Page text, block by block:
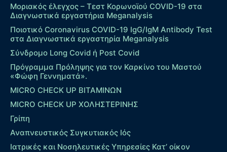
Μοριακός έλεγχος – Τεστ Κορωνοϊού COVID-19 στα
Διαγνωστικά εργαστήρια Meganalysis
Ποιοτικό Coronavirus COVID-19 IgG/IgM Antibody Test
στα Διαγνωστικά εργαστηρία Meganalysis
Σύνδρομο Long Covid ή Post Covid
Πρόγραμμα Πρόληψης για τον Καρκίνο του Μαστού
«Φώφη Γεννηματά».
MICRO CHECK UP ΒΙΤΑΜΙΝΩΝ
MICRO CHECK UP ΧΟΛΗΣΤΕΡΙΝΗΣ
Γρίπη
Αναπνευστικός Συγκυτιακός Ιός
Ιατρικές και Νοσηλευτικές Υπηρεσίες Κατ’ οίκον